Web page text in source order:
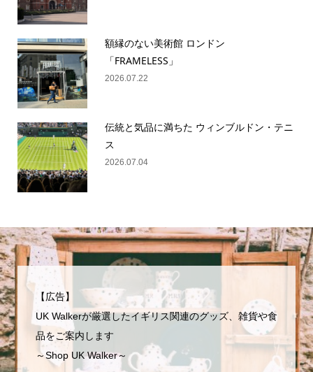
額縁のない美術館 ロンドン
「FRAMELESS」
2026.07.22
伝統と気品に満ちた ウィンブルドン・テニ
ス
2026.07.04
【広告】
UK Walkerが厳選したイギリス関連のグッズ、雑貨や食
品をご案内します
～Shop UK Walker～